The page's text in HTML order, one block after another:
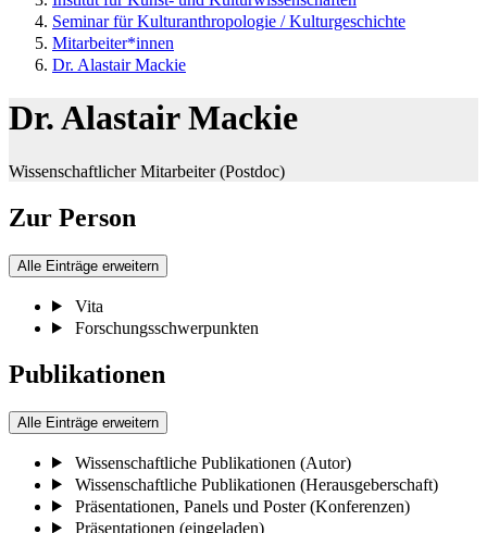
Seminar für Kulturanthropologie / Kulturgeschichte
Mitarbeiter*innen
Dr. Alastair Mackie
Dr. Alastair Mackie
Wissenschaftlicher Mitarbeiter (Postdoc)
Zur Person
Alle Einträge erweitern
Vita
Forschungsschwerpunkten
Publikationen
Alle Einträge erweitern
Wissenschaftliche Publikationen (Autor)
Wissenschaftliche Publikationen (Herausgeberschaft)
Präsentationen, Panels und Poster (Konferenzen)
Präsentationen (eingeladen)